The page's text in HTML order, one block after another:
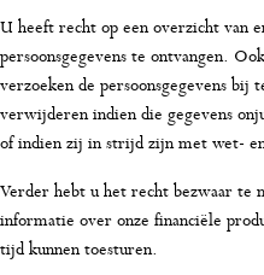
U heeft recht op een overzicht van
persoonsgegevens te ontvangen.
verzoeken de persoonsgegevens
verwijderen indien die gegevens
of indien zij in strijd zijn met wet-
Verder hebt u het recht bezwaar te
informatie over onze financiële
tijd kunnen toesturen.